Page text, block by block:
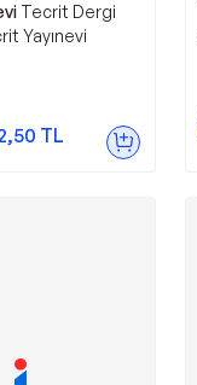
Tecrit Dergi
Yayınevi
TL